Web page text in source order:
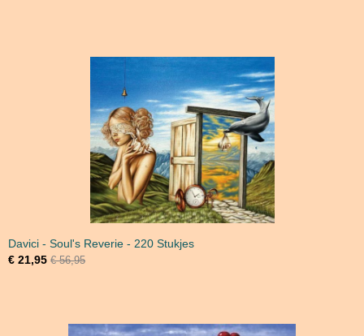
Davici - Soul's Reverie - 220 Stukjes
€ 21,95 € 56,95